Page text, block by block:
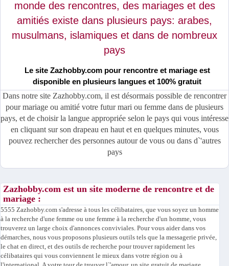
monde des rencontres, des mariages et des
amitiés existe dans plusieurs pays: arabes,
musulmans, islamiques et dans de nombreux
pays
Le site Zazhobby.com pour rencontre et mariage est
disponible en plusieurs langues et 100% gratuit
Dans notre site Zazhobby.com, il est désormais possible de rencontrer
pour mariage ou amitié votre futur mari ou femme dans de plusieurs
pays, et de choisir la langue appropriée selon le pays qui vous intéresse
en cliquant sur son drapeau en haut et en quelques minutes, vous
pouvez rechercher des personnes autour de vous ou dans d`'autres
pays
Zazhobby.com est un site moderne de rencontre et de
mariage :
5555 Zazhobby.com s'adresse à tous les célibataires, que vous soyez un homme
à la recherche d'une femme ou une femme à la recherche d'un homme, vous
trouverez un large choix d'annonces conviviales. Pour vous aider dans vos
démarches, nous vous proposons plusieurs outils tels que la messagerie privée,
le chat en direct, et des outils de recherche pour trouver rapidement les
célibataires qui vous conviennent le mieux dans votre région ou à